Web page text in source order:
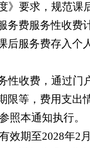
》 要求，规范课
务费服务性收费
后服务费存入个
性收费，通过
等，费用支出
照本通知执行。
效期至2028年2月